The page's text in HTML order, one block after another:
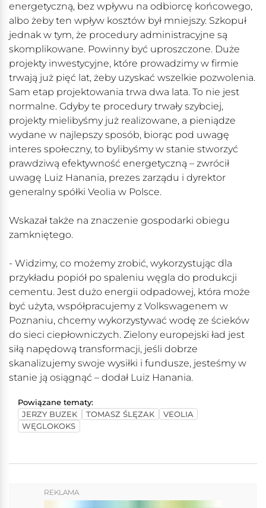
energetyczną, bez wpływu na odbiorcę końcowego,
albo żeby ten wpływ kosztów był mniejszy. Szkopuł
jednak w tym, że procedury administracyjne są
skomplikowane. Powinny być uproszczone. Duże
projekty inwestycyjne, które prowadzimy w firmie
trwają już pięć lat, żeby uzyskać wszelkie pozwolenia.
Sam etap projektowania trwa dwa lata. To nie jest
normalne. Gdyby te procedury trwały szybciej,
projekty mielibyśmy już realizowane, a pieniądze
wydane w najlepszy sposób, biorąc pod uwagę
interes społeczny, to bylibyśmy w stanie stworzyć
prawdziwą efektywność energetyczną – zwrócił
uwagę Luiz Hanania, prezes zarządu i dyrektor
generalny spółki Veolia w Polsce.
Wskazał także na znaczenie gospodarki obiegu
zamkniętego.
- Widzimy, co możemy zrobić, wykorzystując dla
przykładu popiół po spaleniu węgla do produkcji
cementu. Jest dużo energii odpadowej, która może
być użyta, współpracujemy z Volkswagenem w
Poznaniu, chcemy wykorzystywać wodę ze ścieków
do sieci ciepłowniczych. Zielony europejski ład jest
siłą napędową transformacji, jeśli dobrze
skanalizujemy swoje wysiłki i fundusze, jesteśmy w
stanie ją osiągnąć – dodał Luiz Hanania.
Powiązane tematy:
JERZY BUZEK
TOMASZ ŚLĘZAK
VEOLIA
WĘGLOKOKS
REKLAMA